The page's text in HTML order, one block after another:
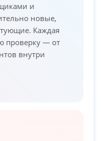
и
новые,
Каждая
проверку — от
внутри